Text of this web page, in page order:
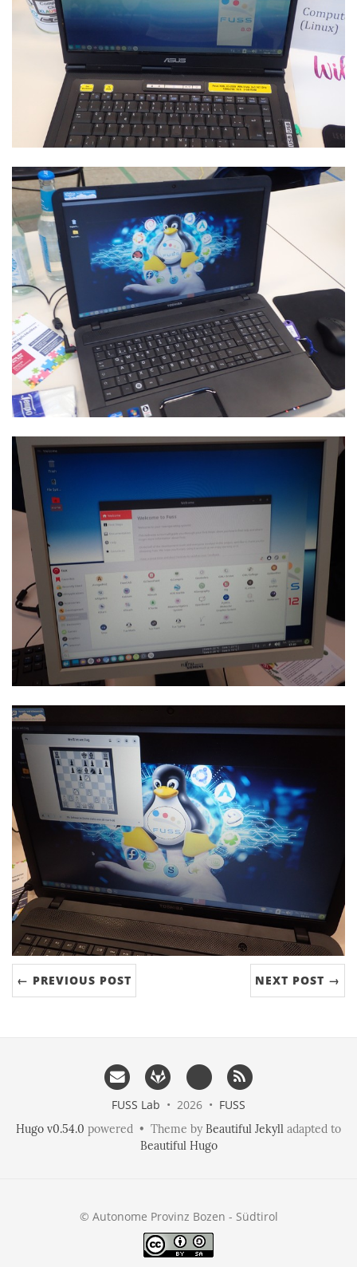
← PREVIOUS POST NEXT POST →
FUSS Lab • 2026 • FUSS
Hugo v0.54.0 powered • Theme byBeautiful Jekyll adapted to
Beautiful Hugo
© Autonome Provinz Bozen - Südtirol